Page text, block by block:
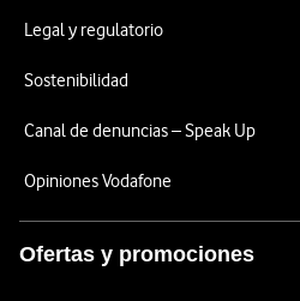
Legal y regulatorio
Sostenibilidad
Canal de denuncias – Speak Up
Opiniones Vodafone
Ofertas y promociones